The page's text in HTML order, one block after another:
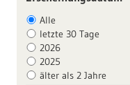
Alle
letzte 30 Tage
2026
2025
älter als 2 Jahre